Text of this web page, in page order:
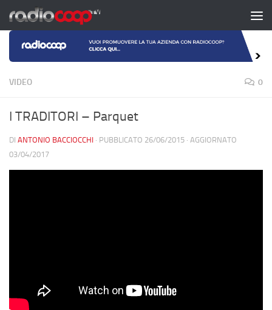
Salta al contenuto
VIDEO 0
I TRADITORI – Parquet
DI ANTONIO BACCIOCCHI · PUBBLICATO 26/06/2015 · AGGIORNATO
03/04/2017